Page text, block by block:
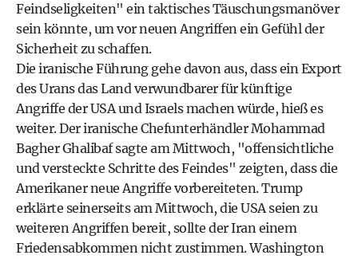
Feindseligkeiten" ein taktisches Täuschungsmanöver
sein könnte, um vor neuen Angriffen ein Gefühl der
Sicherheit zu schaffen.
Die iranische Führung gehe davon aus, dass ein Export
des Urans das Land verwundbarer für künftige
Angriffe der USA und Israels machen würde, hieß es
weiter. Der iranische Chefunterhändler Mohammad
Bagher Ghalibaf sagte am Mittwoch, "offensichtliche
und versteckte Schritte des Feindes" zeigten, dass die
Amerikaner neue Angriffe vorbereiteten. Trump
erklärte seinerseits am Mittwoch, die USA seien zu
weiteren Angriffen bereit, sollte der Iran einem
Friedensabkommen nicht zustimmen. Washington